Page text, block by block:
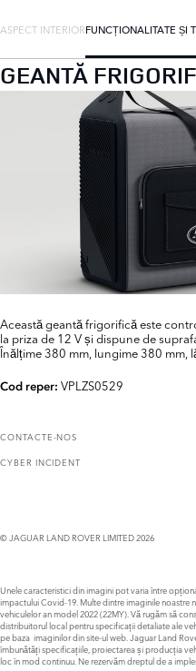
ASPECT INTERIORFUNCȚIONALITATE ȘI
GEANTĂ
Această geantă frigorifică este
la priza de 12 V și dispune de
Înălțime 380 mm, lungime 380 mm,
Cod reper: VPLZS0529
CONTACTE-NOS
CYBER INCIDENT
© JAGUAR LAND ROVER LIMITED 2026
Unele caracteristici din imagini pot varia între
impactului Covid-19. Multe dintre imaginile noastre
vehiculelor an model 2022 (22MY). Vă rugăm să
distribuitorul local pentru specificații detaliate ale
pe baza imaginilor din site-ul web. Jaguar Land
îmbunătăți specificațiile, proiectarea și producția
loc în mod continuu. Ne rezervăm dreptul de a